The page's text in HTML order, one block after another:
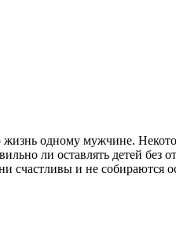
жизнь одному мужчине.
ли оставлять детей
и не собираются